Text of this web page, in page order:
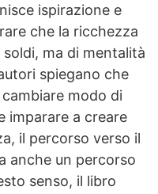
ispirazione e
che la ricchezza
ma di mentalità
spiegano che
modo di
imparare a creare
il percorso verso il
anche un percorso
senso, il libro